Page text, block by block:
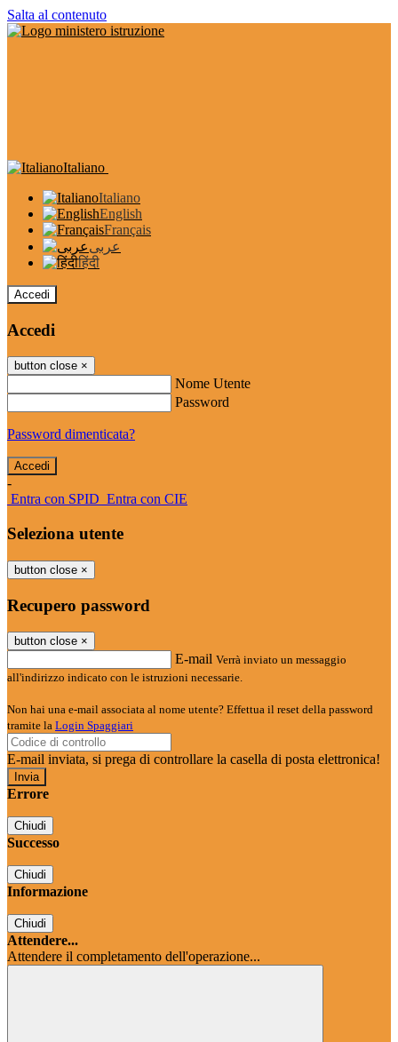
Salta al contenuto
Italiano
Italiano
English
Français
عربى
हिंदी
Accedi
Accedi
button close ×
Nome Utente
Password
Password dimenticata?
-
Entra con SPID Entra con CIE
Seleziona utente
button close ×
Recupero password
button close ×
E-mail Verrà inviato un messaggio
all'indirizzo indicato con le istruzioni necessarie.
Non hai una e-mail associata al nome utente? Effettua il reset della password
tramite la Login Spaggiari
E-mail inviata, si prega di controllare la casella di posta elettronica!
Errore
Chiudi
Successo
Chiudi
Informazione
Chiudi
Attendere...
Attendere il completamento dell'operazione...